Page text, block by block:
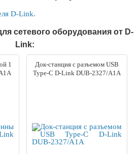
D-Link.
сетевого оборудования от D-
Link:
1
Док-станция с разъемом USB
Type-C D-Link DUB-2327/A1A